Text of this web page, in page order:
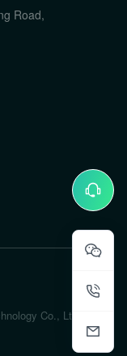
Road,
Co., Ltd.